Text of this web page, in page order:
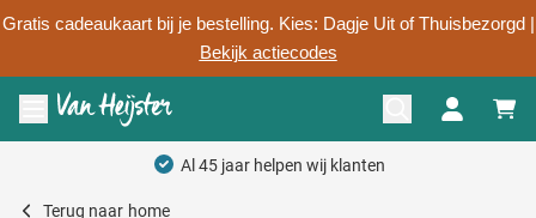
Gratis cadeaukaart bij je bestelling. Kies: Dagje Uit of Thuisbezorgd |
Bekijk actiecodes
Ga naar de inhoud
Menu openen
Al 45 jaar helpen wij klanten
Terug naar home